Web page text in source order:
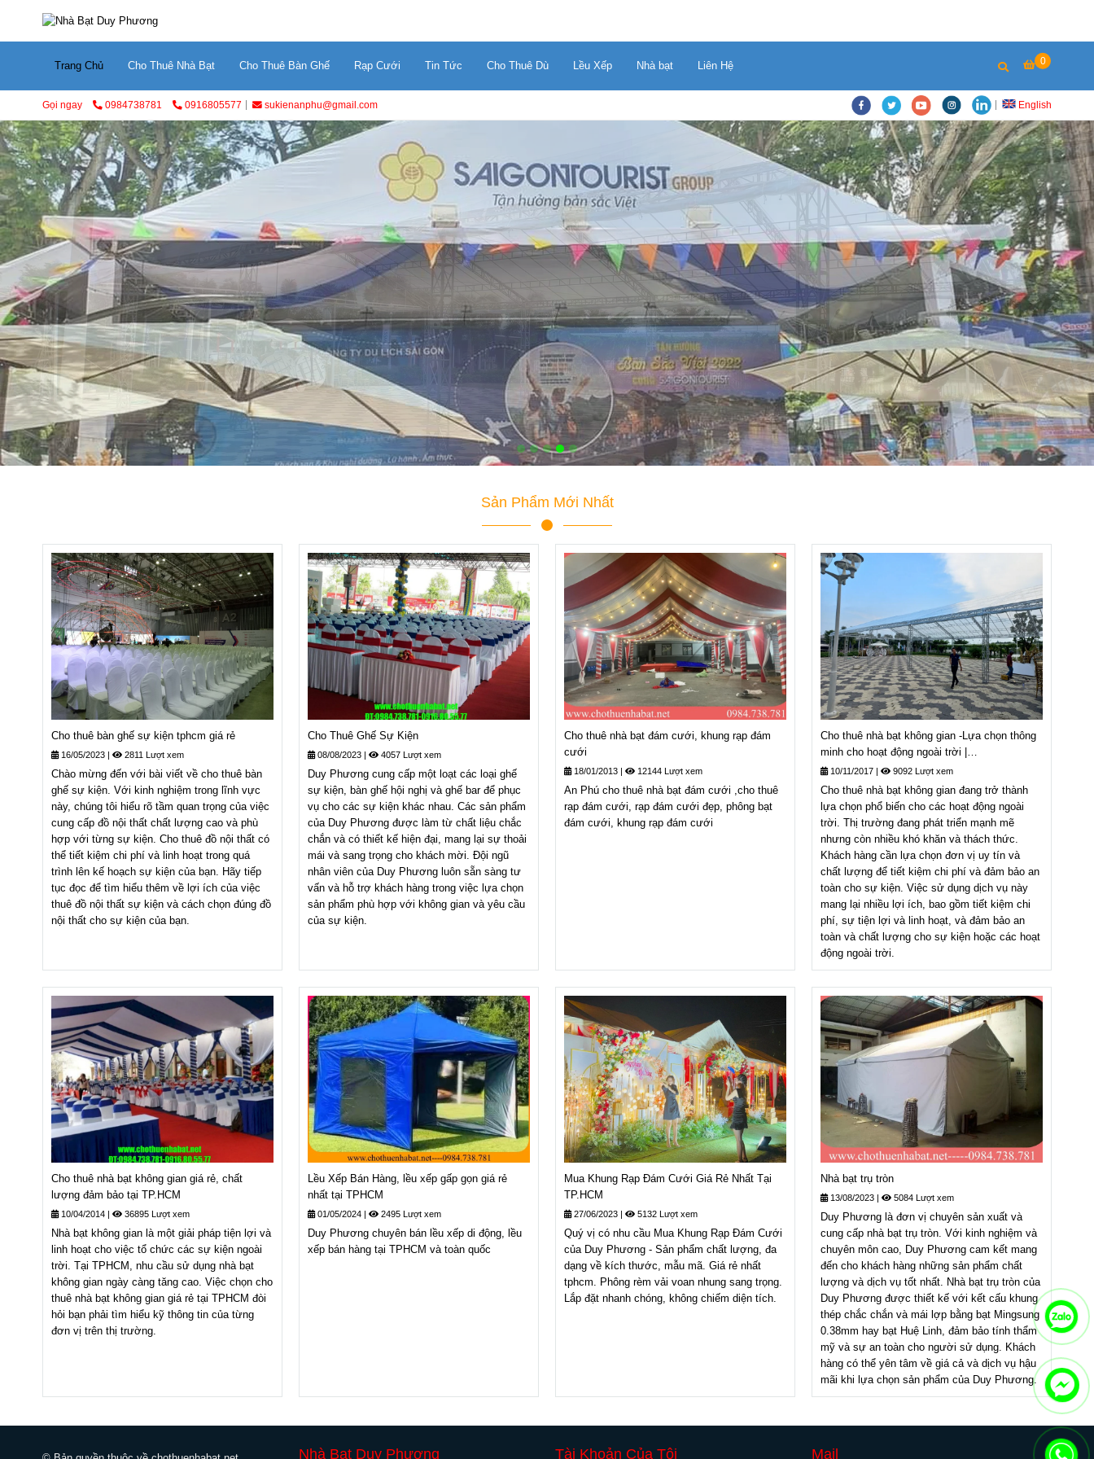
Trang Chủ Cho Thuê Nhà Bạt Cho Thuê Bàn Ghế Rạp Cưới Tin Tức Cho Thuê Dù Lều Xếp Nhà bạt Liên Hệ 0
Gọi ngay 0984738781 0916805577 sukienanphu@gmail.com English
Sản Phẩm Mới Nhất
Cho thuê bàn ghế sự kiện tphcm giá rẻ
16/05/2023 | 2811 Lượt xem
Chào mừng đến với bài viết về cho thuê bàn
ghế sự kiện. Với kinh nghiệm trong lĩnh vực
này, chúng tôi hiểu rõ tầm quan trọng của việc
cung cấp đồ nội thất chất lượng cao và phù
hợp với từng sự kiện. Cho thuê đồ nội thất có
thể tiết kiệm chi phí và linh hoạt trong quá
trình lên kế hoạch sự kiện của bạn. Hãy tiếp
tục đọc để tìm hiểu thêm về lợi ích của việc
thuê đồ nội thất sự kiện và cách chọn đúng đồ
nội thất cho sự kiện của bạn.
Cho Thuê Ghế Sự Kiện
08/08/2023 | 4057 Lượt xem
Duy Phương cung cấp một loạt các loại ghế
sự kiện, bàn ghế hội nghị và ghế bar để phục
vụ cho các sự kiện khác nhau. Các sản phẩm
của Duy Phương được làm từ chất liệu chắc
chắn và có thiết kế hiện đại, mang lại sự thoải
mái và sang trọng cho khách mời. Đội ngũ
nhân viên của Duy Phương luôn sẵn sàng tư
vấn và hỗ trợ khách hàng trong việc lựa chọn
sản phẩm phù hợp với không gian và yêu cầu
của sự kiện.
Cho thuê nhà bạt đám cưới, khung rạp đám
cưới
18/01/2013 | 12144 Lượt xem
An Phú cho thuê nhà bạt đám cưới ,cho thuê
rạp đám cưới, rạp đám cưới đẹp, phông bạt
đám cưới, khung rạp đám cưới
Cho thuê nhà bạt không gian -Lựa chọn thông
minh cho hoạt động ngoài trời |
chothuenhabat.net
10/11/2017 | 9092 Lượt xem
Cho thuê nhà bạt không gian đang trở thành
lựa chọn phổ biến cho các hoạt động ngoài
trời. Thị trường đang phát triển mạnh mẽ
nhưng còn nhiều khó khăn và thách thức.
Khách hàng cần lựa chọn đơn vị uy tín và
chất lượng để tiết kiệm chi phí và đảm bảo an
toàn cho sự kiện. Việc sử dụng dịch vụ này
mang lại nhiều lợi ích, bao gồm tiết kiệm chi
phí, sự tiện lợi và linh hoạt, và đảm bảo an
toàn và chất lượng cho sự kiện hoặc các hoạt
động ngoài trời.
Cho thuê nhà bạt không gian giá rẻ, chất
lượng đảm bảo tại TP.HCM
10/04/2014 | 36895 Lượt xem
Nhà bạt không gian là một giải pháp tiện lợi và
linh hoạt cho việc tổ chức các sự kiện ngoài
trời. Tại TPHCM, nhu cầu sử dụng nhà bạt
không gian ngày càng tăng cao. Việc chọn cho
thuê nhà bạt không gian giá rẻ tại TPHCM đòi
hỏi bạn phải tìm hiểu kỹ thông tin của từng
đơn vị trên thị trường.
Lều Xếp Bán Hàng, lều xếp gấp gọn giá rẻ
nhất tại TPHCM
01/05/2024 | 2495 Lượt xem
Duy Phương chuyên bán lều xếp di động, lều
xếp bán hàng tại TPHCM và toàn quốc
Mua Khung Rạp Đám Cưới Giá Rẻ Nhất Tại
TP.HCM
27/06/2023 | 5132 Lượt xem
Quý vị có nhu cầu Mua Khung Rạp Đám Cưới
của Duy Phương - Sản phẩm chất lượng, đa
dạng về kích thước, mẫu mã. Giá rẻ nhất
tphcm. Phông rèm vải voan nhung sang trọng.
Lắp đặt nhanh chóng, không chiếm diện tích.
Nhà bạt trụ tròn
13/08/2023 | 5084 Lượt xem
Duy Phương là đơn vị chuyên sản xuất và
cung cấp nhà bạt trụ tròn. Với kinh nghiệm và
chuyên môn cao, Duy Phương cam kết mang
đến cho khách hàng những sản phẩm chất
lượng và dịch vụ tốt nhất. Nhà bạt trụ tròn của
Duy Phương được thiết kế với kết cấu khung
thép chắc chắn và mái lợp bằng bạt Mingsung
0.38mm hay bạt Huệ Linh, đảm bảo tính thẩm
mỹ và sự an toàn cho người sử dụng. Khách
hàng có thể yên tâm về giá cả và dịch vụ hậu
mãi khi lựa chọn sản phẩm của Duy Phương.
Nhà Bạt Duy Phương Tài Khoản Của Tôi Mail